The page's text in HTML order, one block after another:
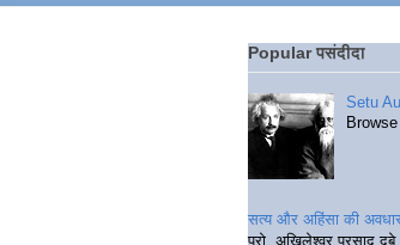
Popular पसंदीदा
Setu
सत्य और अहिंसा की
प्रो. अखिलेश्वर प्रसाद दुबे